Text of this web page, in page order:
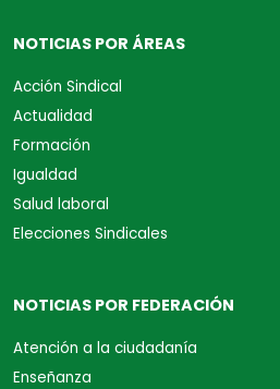
NOTICIAS POR ÁREAS
Acción Sindical
Actualidad
Formación
Igualdad
Salud laboral
Elecciones Sindicales
NOTICIAS POR FEDERACIÓN
Atención a la ciudadanía
Enseñanza